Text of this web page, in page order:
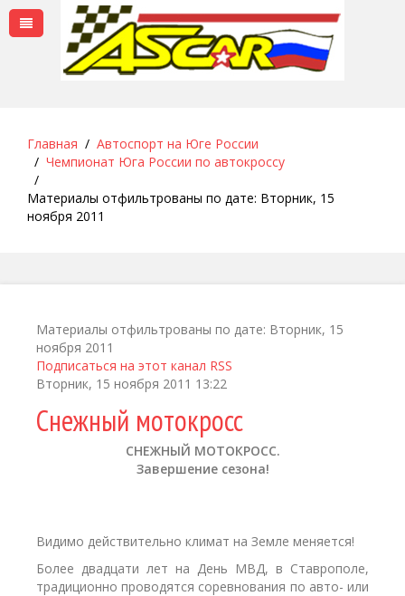
Главная
Автоспорт на Юге России
Чемпионат Юга России по автокроссу
Материалы отфильтрованы по дате: Вторник, 15
ноября 2011
Материалы отфильтрованы по дате: Вторник, 15
ноября 2011
Подписаться на этот канал RSS
Вторник, 15 ноября 2011 13:22
Снежный мотокросс
СНЕЖНЫЙ МОТОКРОСС.
Завершение сезона!
Видимо действительно климат на Земле меняется!
Более двадцати лет на День МВД, в Ставрополе,
традиционно проводятся соревнования по авто- или